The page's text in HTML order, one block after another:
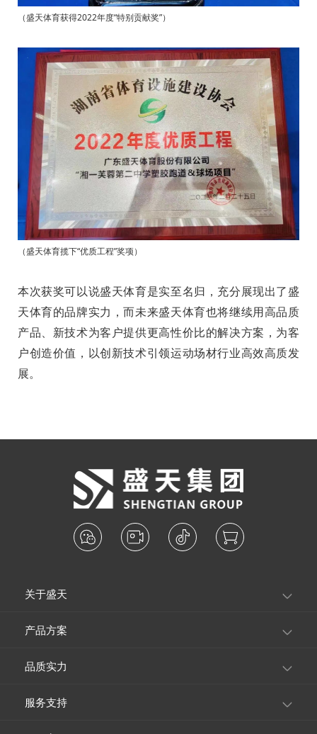
（盛天体育获得2022年度“特别贡献奖”）
（盛天体育揽下“优质工程”奖项）
本次获奖可以说盛天体育是实至名归，充分展现出了盛
天体育的品牌实力，而未来盛天体育也将继续用高品质
产品、新技术为客户提供更高性价比的解决方案，为客
户创造价值，以创新技术引领运动场材行业高效高质发
展。
关于盛天
产品方案
品质实力
服务支持